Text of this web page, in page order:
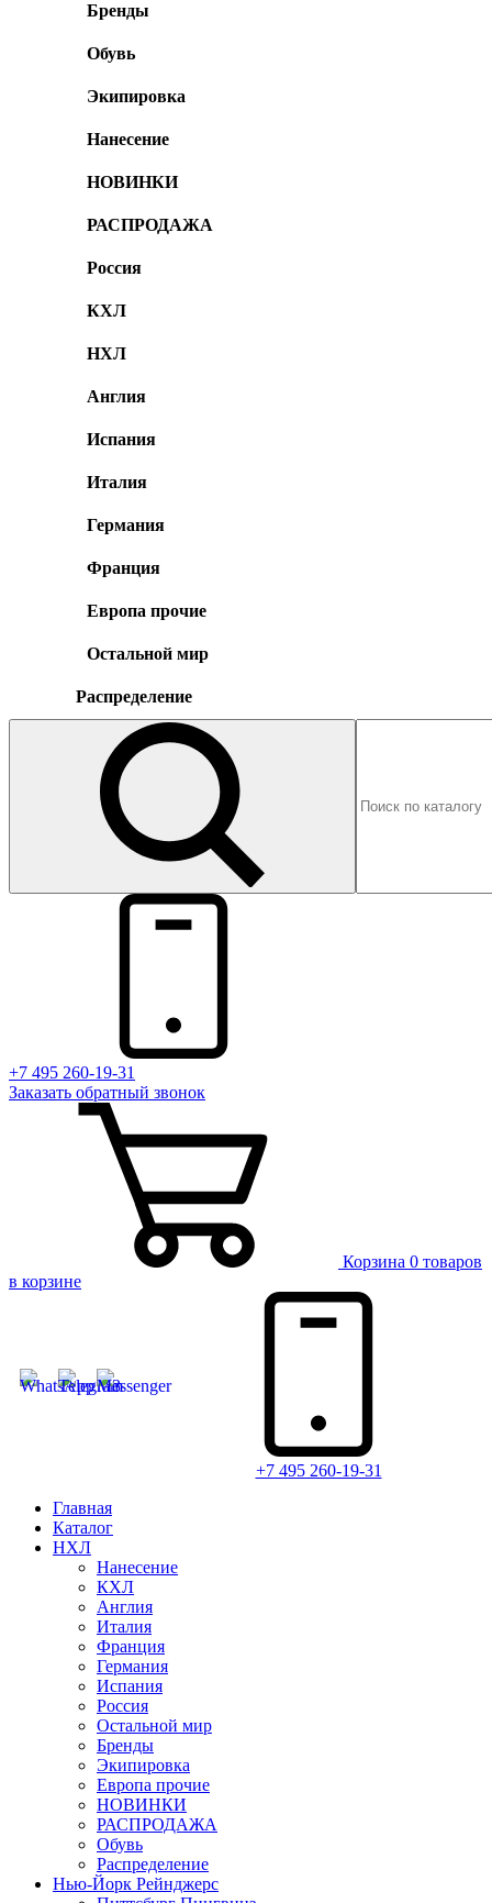
Бренды
Обувь
Экипировка
Нанесение
НОВИНКИ
РАСПРОДАЖА
Россия
КХЛ
НХЛ
Англия
Испания
Италия
Германия
Франция
Европа прочие
Остальной мир
Распределение
+7 495 260-19-31
Заказать обратный звонок
Корзина 0 товаров
в корзине
+7 495 260-19-31
Главная
Каталог
НХЛ
Нанесение
КХЛ
Англия
Италия
Франция
Германия
Испания
Россия
Остальной мир
Бренды
Экипировка
Европа прочие
НОВИНКИ
РАСПРОДАЖА
Обувь
Распределение
Нью-Йорк Рейнджерс